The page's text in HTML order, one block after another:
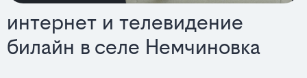
интернет и телевидение
билайн в селе Немчиновка